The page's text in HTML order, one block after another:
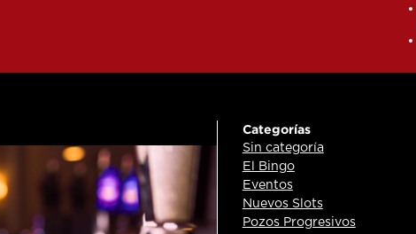
Categorías
Sin categoría
El Bingo
Eventos
Nuevos Slots
Pozos Progresivos